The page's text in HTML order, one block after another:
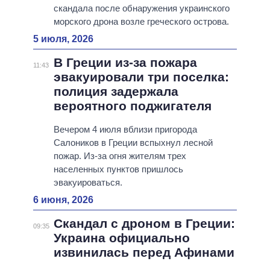
скандала после обнаружения украинского
морского дрона возле греческого острова.
5 июля, 2026
11:43
В Греции из-за пожара
эвакуировали три поселка:
полиция задержала
вероятного поджигателя
Вечером 4 июля вблизи пригорода
Салоников в Греции вспыхнул лесной
пожар. Из-за огня жителям трех
населенных пунктов пришлось
эвакуироваться.
6 июня, 2026
09:35 Скандал с дроном в Греции:
Украина официально
извинилась перед Афинами